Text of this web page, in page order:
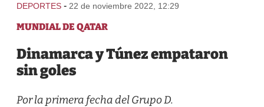
DEPORTES - 22 de noviembre 2022, 12:29
MUNDIAL DE QATAR
Dinamarca y Túnez empataron
sin goles
Por la primera fecha del Grupo D.